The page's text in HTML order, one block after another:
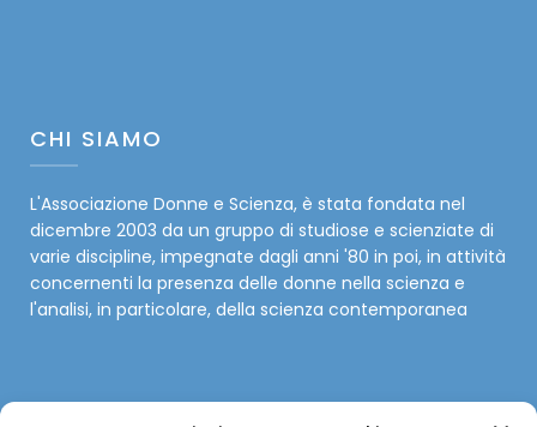
CHI SIAMO
L'Associazione Donne e Scienza, è stata fondata nel
dicembre 2003 da un gruppo di studiose e scienziate di
varie discipline, impegnate dagli anni '80 in poi, in attività
concernenti la presenza delle donne nella scienza e
l'analisi, in particolare, della scienza contemporanea